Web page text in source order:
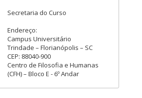
Secretaria do Curso
Endereço:
Campus Universitário
Trindade – Florianópolis – SC
CEP: 88040-900
Centro de Filosofia e Humanas
(CFH) – Bloco E - 6º Andar